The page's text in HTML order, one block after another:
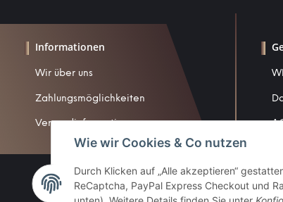
Informationen
Wir über uns
Zahlungsmöglichkeiten
Versandinformationen
Wie wir Cookies & Co nutzen
Durch Klicken auf „Alle akzeptieren“
ReCaptcha, PayPal Express Checkout und